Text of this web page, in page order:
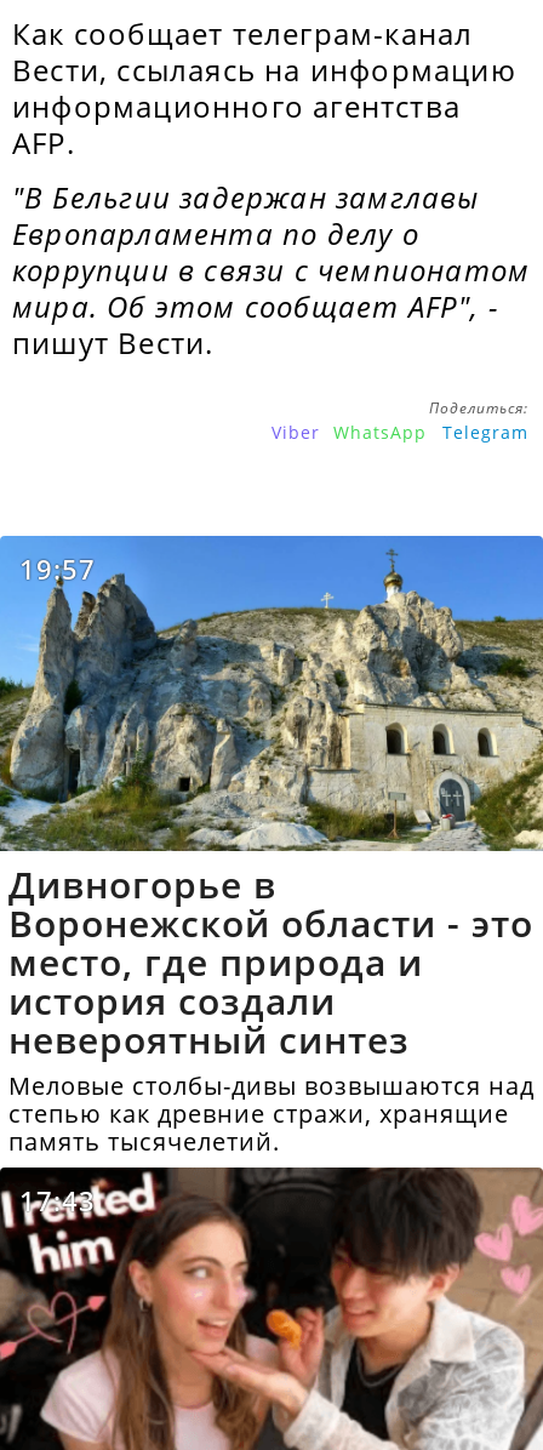
Как сообщает телеграм-канал
Вести, ссылаясь на информацию
информационного агентства
AFP.
"В Бельгии задержан замглавы
Европарламента по делу о
коррупции в связи с чемпионатом
мира. Об этом сообщает AFP", -
пишут Вести.
Поделиться:
Viber WhatsApp Telegram
19:57
Дивногорье в
Воронежской области - это
место, где природа и
история создали
невероятный синтез
Меловые столбы-дивы возвышаются над
степью как древние стражи, хранящие
память тысячелетий.
17:43